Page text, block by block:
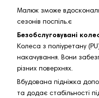
Малюк зможе
сезонів поспіль.є
Безобслуговувані
Колеса з поліуретану
накачування. Вони
різних поверхнях.
Вбудована підніжка
та додає стабільності